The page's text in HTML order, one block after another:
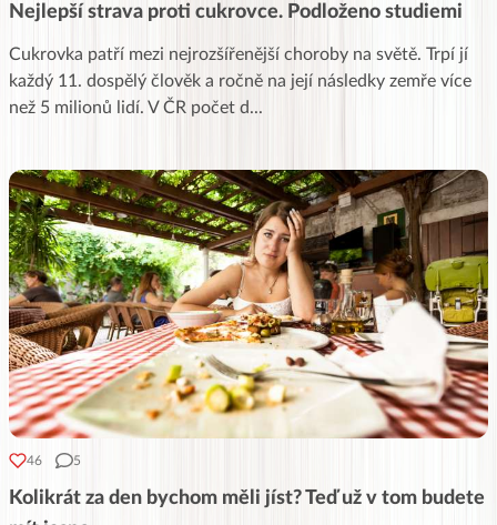
Nejlepší strava proti cukrovce. Podloženo studiemi
Cukrovka patří mezi nejrozšířenější choroby na světě. Trpí jí
každý 11. dospělý člověk a ročně na její následky zemře více
než 5 milionů lidí. V ČR počet d...
46 5
Kolikrát za den bychom měli jíst? Teď už v tom budete